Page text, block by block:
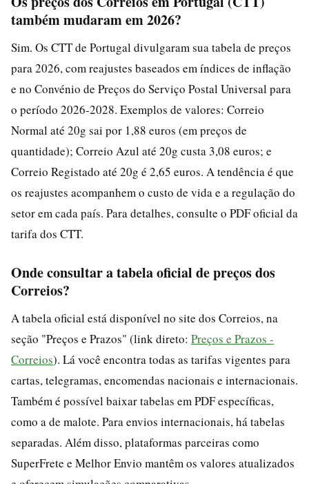
também mudaram em 2026?
Sim. Os CTT de Portugal divulgaram sua tabela de preços
para 2026, com reajustes baseados em índices de inflação
e no Convénio de Preços do Serviço Postal Universal para
o período 2026-2028. Exemplos de valores: Correio
Normal até 20g sai por 1,88 euros (em preços de
quantidade); Correio Azul até 20g custa 3,08 euros; e
Correio Registado até 20g é 2,65 euros. A tendência é que
os reajustes acompanhem o custo de vida e a regulação do
setor em cada país. Para detalhes, consulte o PDF oficial da
tarifa dos CTT.
Onde consultar a tabela oficial de preços dos
Correios?
A tabela oficial está disponível no site dos Correios, na
seção "Preços e Prazos" (link direto: Preços e Prazos -
Correios). Lá você encontra todas as tarifas vigentes para
cartas, telegramas, encomendas nacionais e internacionais.
Também é possível baixar tabelas em PDF específicas,
como a de malote. Para envios internacionais, há tabelas
separadas. Além disso, plataformas parceiras como
SuperFrete e Melhor Envio mantêm os valores atualizados